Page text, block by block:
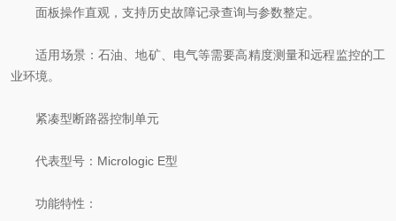
面板操作直观，支持历史故障记录查询与参数整定。
适用场景：石油、地矿、电气等需要高精度测量和远程监控的工
业环境。
紧凑型断路器控制单元
代表型号：Micrologic E型
功能特性：